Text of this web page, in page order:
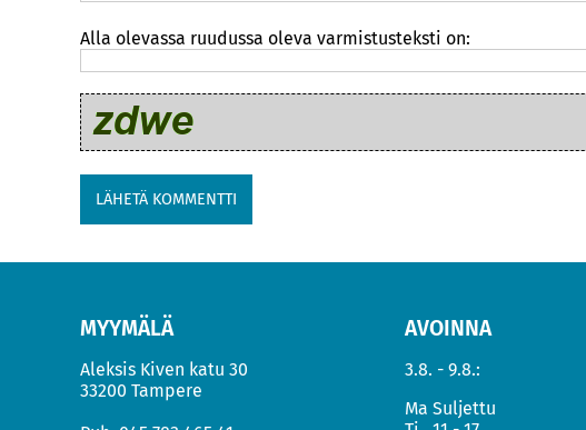
Alla olevassa ruudussa oleva varmistusteksti on:
MYYMÄLÄ
Aleksis Kiven katu 30
33200 Tampere
AVOINNA
3.8. - 9.8.:
Ma Suljettu